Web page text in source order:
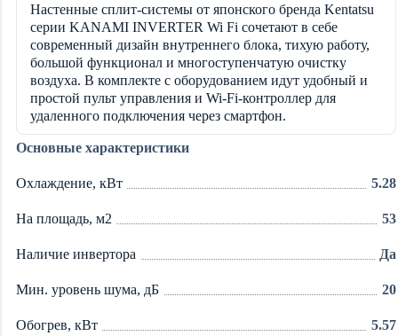
Настенные сплит-системы от японского бренда Kentatsu
серии KANAMI INVERTER Wi Fi сочетают в себе
современный дизайн внутреннего блока, тихую работу,
большой функционал и многоступенчатую очистку
воздуха. В комплекте с оборудованием идут удобный и
простой пульт управления и Wi-Fi-контроллер для
удаленного подключения через смартфон.
Основные характеристики
Охлаждение, кВт 5.28
На площадь, м2 53
Наличие инвертора Да
Мин. уровень шума, дБ 20
Обогрев, кВт 5.57